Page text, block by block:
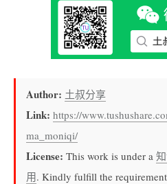
Author: 土叔分享
Link: https://
ma_moniqi/
License: This work is under a
用. Kindly fulfill the